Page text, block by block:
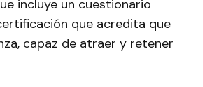
incluye un cuestionario
que acredita que
capaz de atraer y retener